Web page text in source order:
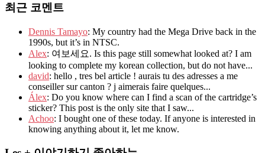
최근 코멘트
Dennis Tamayo: My country had the Mega Drive back in the
1990s, but it’s in NTSC.
Alex: 여보세요. Is this page still somewhat looked at? I am
looking to complete my korean collection, but do not have...
david: hello , tres bel article ! aurais tu des adresses a me
conseiller sur canton ? j aimerais faire quelques...
Álex: Do you know where can I find a scan of the cartridge’s
sticker? This post is the only site that I saw...
Achoo: I bought one of these today. If anyone is interested in
knowing anything about it, let me know.